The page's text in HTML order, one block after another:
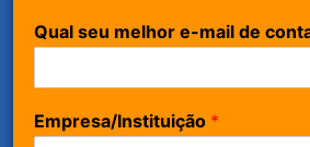
Qual seu melhor e-mail de
Empresa/Instituição *